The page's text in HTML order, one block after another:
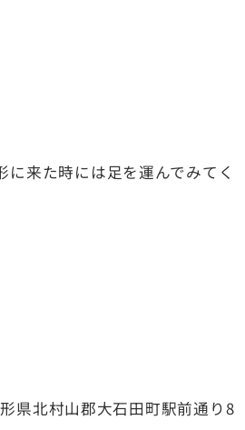
に来た時には足を運んでみてく
県北村山郡大石田町駅前通り8